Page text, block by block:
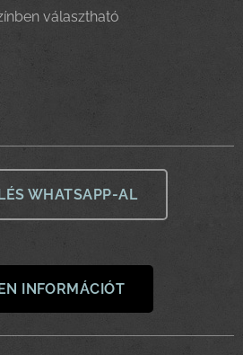
választható
WHATSAPP-AL
INFORMÁCIÓT